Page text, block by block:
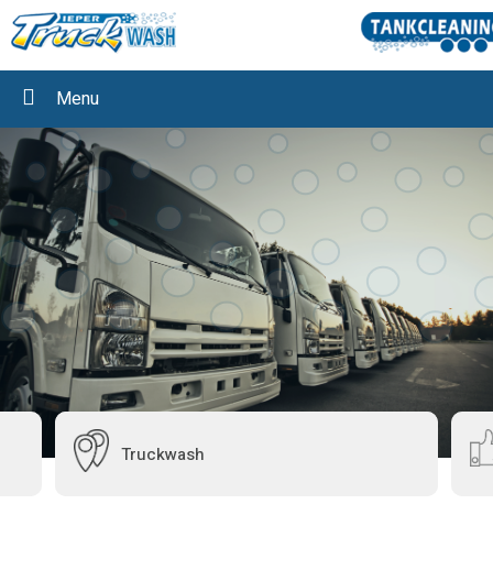
Menu
Truckwash